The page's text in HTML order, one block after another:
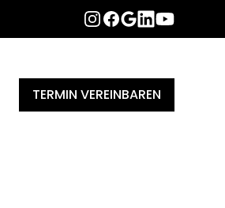
INSTAGRAM
FACEBOOK
GOOGLE
LINKEDIN
YOUTUBE
TERMIN VEREINBAREN